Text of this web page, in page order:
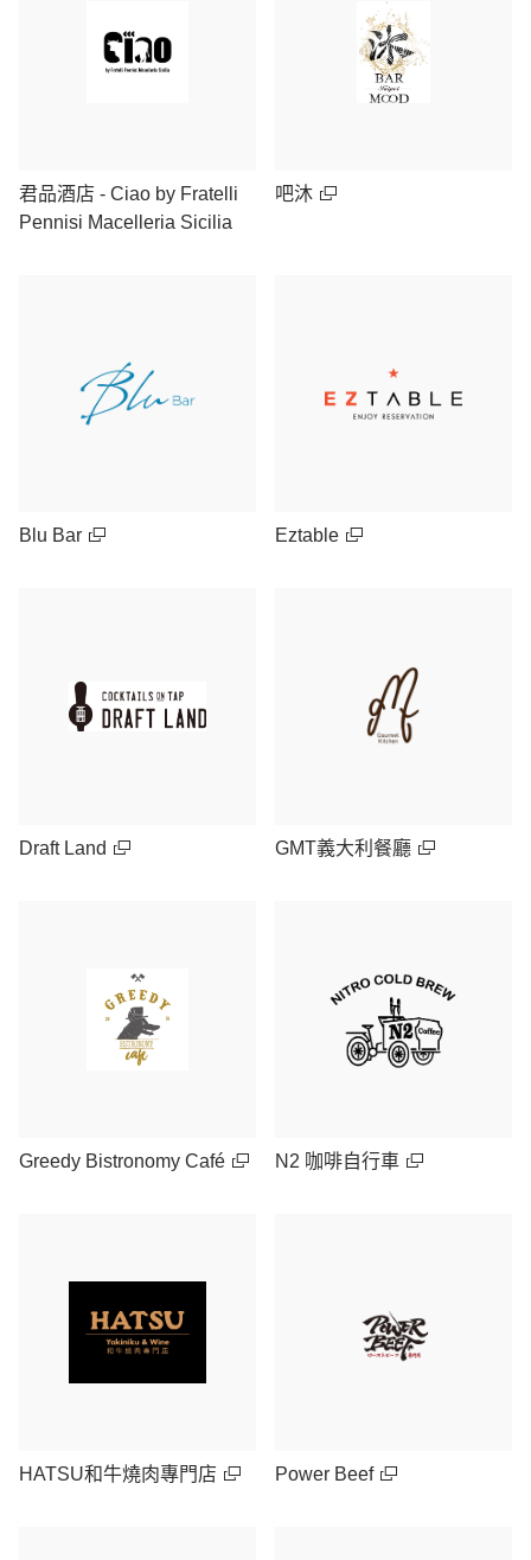
君品酒店 - Ciao by Fratelli
Pennisi Macelleria Sicilia
吧沐
Blu Bar Eztable
Draft Land GMT義大利餐廳
Greedy Bistronomy Café N2 咖啡自行車
HATSU和牛燒肉專門店 Power Beef